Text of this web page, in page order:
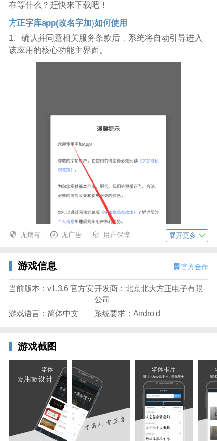
在等什么？赶快来下载吧！
方正字库app(改名字加)如何使用
1、确认并同意相关服务条款后，系统将自动引导进入
该应用的核心功能主界面。
证，即可登录个人页面。
无病毒 无广告 用户保障 展开更多
游戏信息 官方合作
当前版本：v1.3.6 官方安开发商：北京北大方正电子有限
公司
游戏语言：简体中文
系统要求：Android
游戏截图